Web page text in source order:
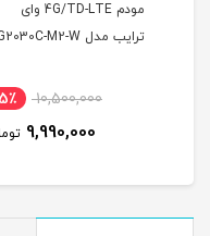
600 گیگ اینترنت
5,990,000